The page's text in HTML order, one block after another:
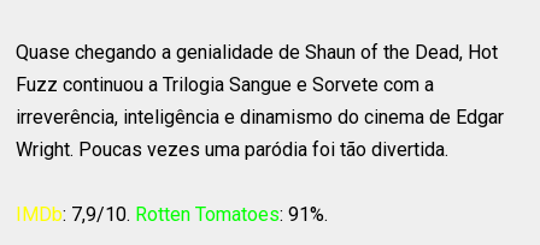
Quase chegando a genialidade de Shaun of the Dead, Hot
Fuzz continuou a Trilogia Sangue e Sorvete com a
irreverência, inteligência e dinamismo do cinema de Edgar
Wright. Poucas vezes uma paródia foi tão divertida.
IMDb: 7,9/10. Rotten Tomatoes: 91%.